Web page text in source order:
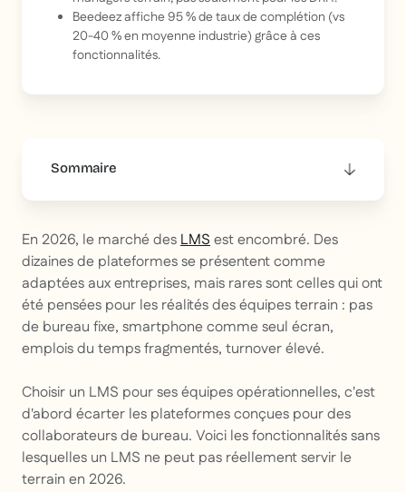
Beedeez affiche 95 % de taux de complétion (vs
20-40 % en moyenne industrie) grâce à ces
fonctionnalités.
Sommaire
En 2026, le marché desLMSest encombré. Des
dizaines de plateformes se présentent comme
adaptées aux entreprises, mais rares sont celles qui ont
été pensées pour les réalités des équipes terrain : pas
de bureau fixe, smartphone comme seul écran,
emplois du temps fragmentés, turnover élevé.
Choisir un LMS pour ses équipes opérationnelles, c'est
d'abord écarter les plateformes conçues pour des
collaborateurs de bureau. Voici les fonctionnalités sans
lesquelles un LMS ne peut pas réellement servir le
terrain en 2026.